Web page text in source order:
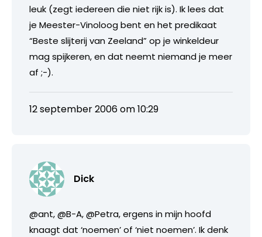
leuk (zegt iedereen die niet rijk is). Ik lees dat
je Meester-Vinoloog bent en het predikaat
“Beste slijterij van Zeeland” op je winkeldeur
mag spijkeren, en dat neemt niemand je meer
af ;-).
12 september 2006 om 10:29
Dick
@ant, @B-A, @Petra, ergens in mijn hoofd
knaagt dat ‘noemen’ of ‘niet noemen’. Ik denk